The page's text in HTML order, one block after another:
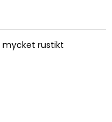
rustikt